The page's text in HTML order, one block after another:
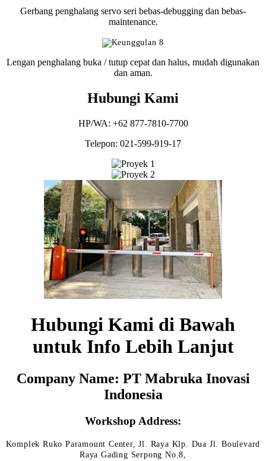
Gerbang penghalang servo seri bebas-debugging dan bebas-
maintenance.
Lengan penghalang buka / tutup cepat dan halus, mudah digunakan
dan aman.
Hubungi Kami
HP/WA: +62 877-7810-7700
Telepon: 021-599-919-17
Hubungi Kami di Bawah
untuk Info Lebih Lanjut
Company Name: PT Mabruka Inovasi
Indonesia
Workshop Address:
Komplek Ruko Paramount Center, Jl. Raya Klp. Dua Jl. Boulevard
Raya Gading Serpong No.8,